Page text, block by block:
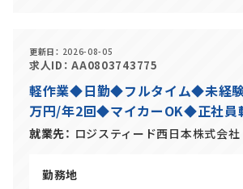
更新日 2026-08-05
求人ID AA0803743775
軽作業◆日勤◆フルタイム◆未経
万円/年2回◆マイカーOK◆正社員
就業先 ロジスティード西日本株式会社
勤務地